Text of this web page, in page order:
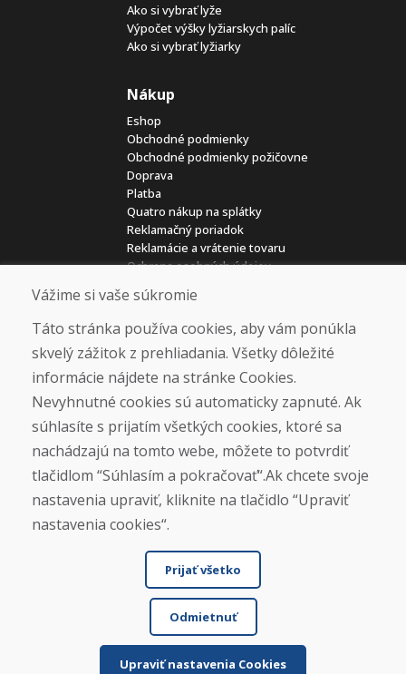
Ako si vybrať lyže
Výpočet výšky lyžiarskych palíc
Ako si vybrať lyžiarky
Nákup
Eshop
Obchodné podmienky
Obchodné podmienky požičovne
Doprava
Platba
Quatro nákup na splátky
Reklamačný poriadok
Reklamácie a vrátenie tovaru
Ochrana osobných údajov
Kariéra
Overené zákazníkmi
★ ★ ★ ★ ★
Sociálne siete
Otváracie hodiny
ZIMNÁ SEZÓNA 2025/2026 JE
UKONČENÁ. ĎAKUJEME VÁM ZA
PRIAZEŇ A TEŠÍME SA NA VÁS OPÄŤ
OD 14. 9. 2026.
Nájsť na Google mape
Vážime si vaše súkromie
Táto stránka používa cookies, aby vám ponúkla
skvelý zážitok z prehliadania. Všetky dôležité
informácie nájdete na stránke Cookies.
Nevyhnutné cookies sú automaticky zapnuté. Ak
súhlasíte s prijatím všetkých cookies, ktoré sa
nachádzajú na tomto webe, môžete to potvrdiť
tlačidlom “Súhlasím a pokračovať“.Ak chcete svoje
nastavenia upraviť, kliknite na tlačidlo “Upraviť
nastavenia cookies“.
Prijať všetko
Odmietnuť
Upraviť nastavenia Cookies